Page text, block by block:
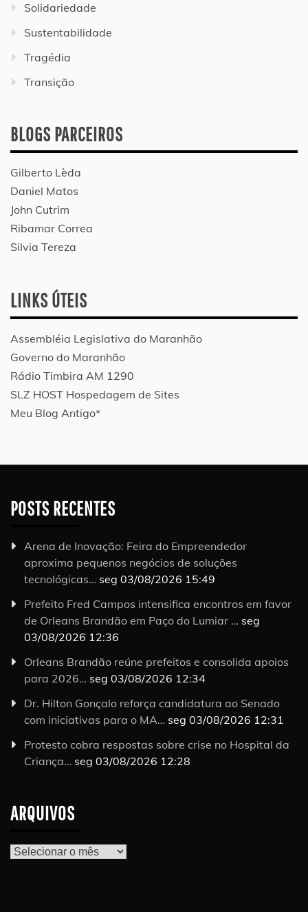
Solidariedade
Sustentabilidade
Tragédia
Transição
BLOGS PARCEIROS
Gilberto Lèda
Daniel Matos
John Cutrim
Ribamar Correa
Silvia Tereza
LINKS ÚTEIS
Assembléia Legislativa do Maranhão
Governo do Maranhão
Rádio Timbira AM 1290
SLZ HOST Hospedagem de Sites
Meu Blog Antigo*
POSTS RECENTES
Arena de Inovação: Feira do Empreendedor
aproxima pequenos negócios de soluções
tecnológicas… seg 03/08/2026 15:49
Prefeito Fred Campos intensifica encontros em favor
de Orleans Brandão em Paço do Lumiar … seg
03/08/2026 12:36
Orleans Brandão reúne prefeitos e consolida apoios
para 2026… seg 03/08/2026 12:34
Dr. Hilton Gonçalo reforça candidatura ao Senado
com iniciativas para o MA… seg 03/08/2026 12:31
Protesto cobra respostas sobre crise no Hospital da
Criança… seg 03/08/2026 12:28
ARQUIVOS
Arquivos